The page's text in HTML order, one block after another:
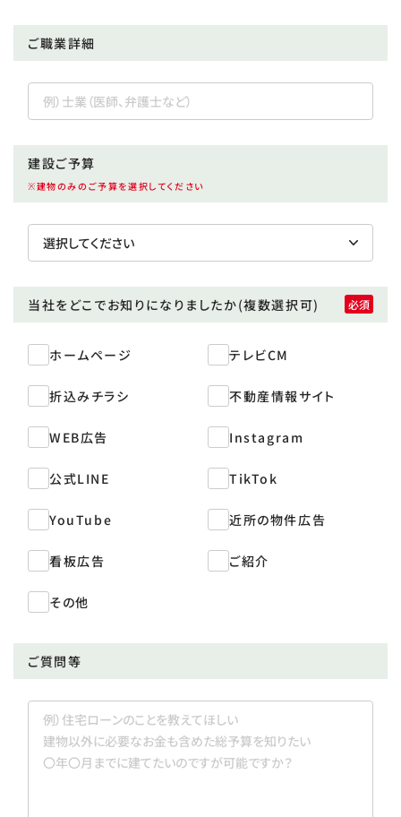
ご職業詳細
建設ご予算
※建物のみのご予算を選択してください
当社をどこでお知りになりましたか(複数選択可)
ホームページ テレビCM
折込みチラシ 不動産情報サイト
WEB広告 Instagram
公式LINE TikTok
YouTube 近所の物件広告
看板広告 ご紹介
その他
ご質問等